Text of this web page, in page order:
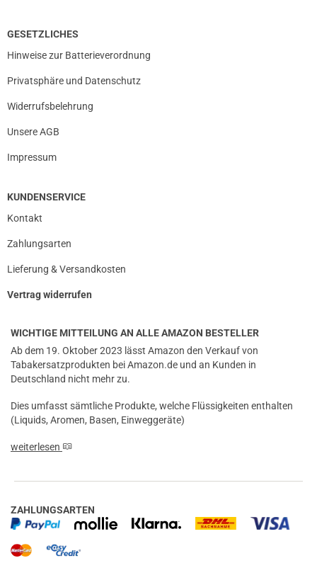
Heike B.
verifizierter Onlinekauf.
30.09.2021 — via
Die Bewertung erfolgte ohne Abgabe eines Kommentars
verifizierter Onlinekauf.
Mein absolutes Everyday. Ist durch meine Empfehlung
bereits für drei weitere Freunde deren Everyday
Coils nicht weg und schmeckt herausragend mit etwas
Koolada.
Die Blaubeere ist absolut exzellent getroffen. Sie ist
erfrischend aber nicht so penetrant, dass man nach ein
mein Everyday Liquid. Pro Tipp: 1.5ml Koolada mit
GESETZLICHES
Hinweise zur Batterieverordnung
Privatsphäre und Datenschutz
Widerrufsbelehrung
Unsere AGB
Impressum
KUNDENSERVICE
Kontakt
Zahlungsarten
Lieferung & Versandkosten
Vertrag widerrufen
WICHTIGE MITTEILUNG AN ALLE AMAZON BESTELLER
Ab dem 19. Oktober 2023 lässt Amazon den Verkauf von
Tabakersatzprodukten bei Amazon.de und an Kunden in
Deutschland nicht mehr zu.
Dies umfasst sämtliche Produkte, welche Flüssigkeiten enthalten
(Liquids, Aromen, Basen, Einweggeräte)
weiterlesen
ZAHLUNGSARTEN